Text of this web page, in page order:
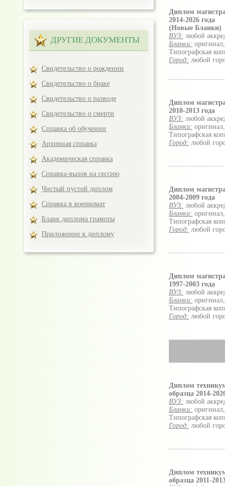
Диплом
2014-2026 года
(Новые Бланки)
ВУЗ: любой
Бланки:
Типографская
Город: любой
Диплом
2010-2013 года
ВУЗ: любой
Бланки:
Типографская
Город: любой
Диплом
2004-2009 года
ВУЗ: любой
Бланки:
Типографская
Город: любой
Диплом
1997-2003 года
ВУЗ: любой
Бланки:
Типографская
Город: любой
Диплом
образца 2014-
ВУЗ: любой
Бланки:
Типографская
Город: любой
Диплом
образца 2011-
ДРУГИЕ ДОКУМЕНТЫ
Свидетельство о рождении
Свидетельство о браке
Свидетельство о разводе
Свидетельство о смерти
Справка об обучении
Архивная справка
Академическая справка
Справка-вызов на сессию
Чистый пустой диплом
Справка в военкомат
Бланк диплома грамоты
Приложение к диплому